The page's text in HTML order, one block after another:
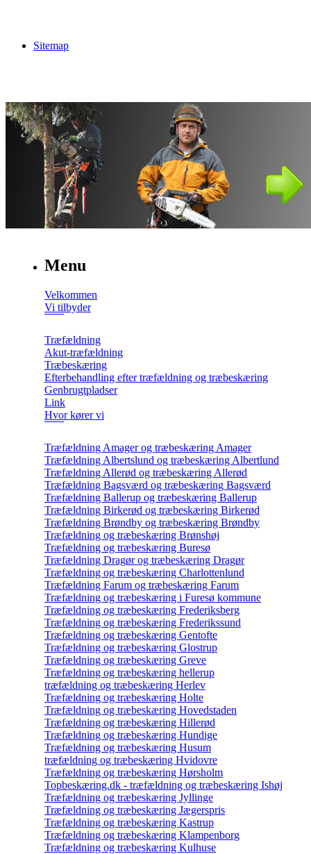
Sitemap
Menu
Velkommen
Vi tilbyder
Træfældning
Akut-træfældning
Træbeskæring
Efterbehandling efter træfældning og træbeskæring
Genbrugtpladser
Link
Hvor kører vi
Træfældning Amager og træbeskæring Amager
Træfældning Albertslund og træbeskæring Albertlund
Træfældning Allerød og træbeskæring Allerød
Træfældning Bagsværd og træbeskæring Bagsværd
Træfældning Ballerup og træbeskæring Ballerup
Træfældning Birkerød og træbeskæring Birkerød
Træfældning Brøndby og træbeskæring Brøndby
Træfældning og træbeskæring Brønshøj
Træfældning og træbeskæring Buresø
Træfældning Dragør og træbeskæring Dragør
Træfældning og træbeskæring Charlottenlund
Træfældning Farum og træbeskæring Farum
Træfældning og træbeskæring i Furesø kommune
Træfældning og træbeskæring Frederiksberg
Træfældning og træbeskæring Frederikssund
Træfældning og træbeskæring Gentofte
Træfældning og træbeskæring Glostrup
Træfældning og træbeskæring Greve
Træfældning og træbeskæring hellerup
træfældning og træbeskæring Herlev
Træfældning og træbeskæring Holte
Træfældning og træbeskæring Hovedstaden
Træfældning og træbeskæring Hillerød
Træfældning og træbeskæring Hundige
Træfældning og træbeskæring Husum
træfældning og træbeskæring Hvidovre
Træfældning og træbeskæring Hørsholm
Topbeskæring.dk - træfældning og træbeskæring Ishøj
Træfældning og træbeskæring Jyllinge
Træfældning og træbeskæring Jægerspris
Træfældning og træbeskæring Kastrup
Træfældning og træbeskæring Klampenborg
Træfældning og træbeskæring Kulhuse